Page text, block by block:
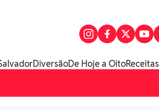
DiversãoDe Hoje a OitoReceitas